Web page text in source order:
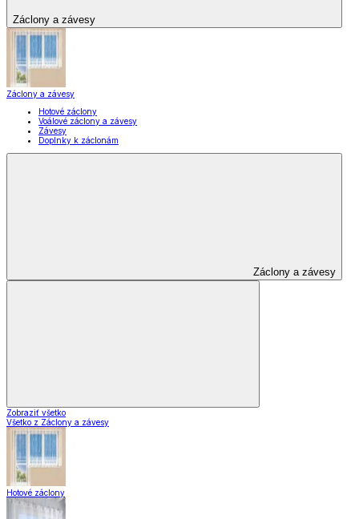
Záclony a závesy
Záclony a závesy
Hotové záclony
Voálové záclony a závesy
Závesy
Doplnky k záclonám
Záclony a závesy
Zobraziť všetko
Všetko z Záclony a závesy
Hotové záclony